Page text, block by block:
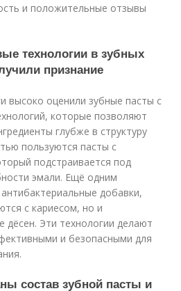
и положительные отзывы
технологии в зубных
признание
высоко оценили зубные пасты с
которые позволяют
глубже в структуру
пользуются пасты с
подстраивается под
эмали. Ещё одним
добавки,
с кариесом, но и
Эти технологии делают
и безопасными для
состав зубной пасты и